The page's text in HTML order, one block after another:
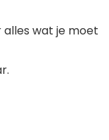
alles wat je moet